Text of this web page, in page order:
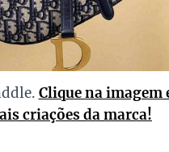
Clique na imagem
criações da marca!